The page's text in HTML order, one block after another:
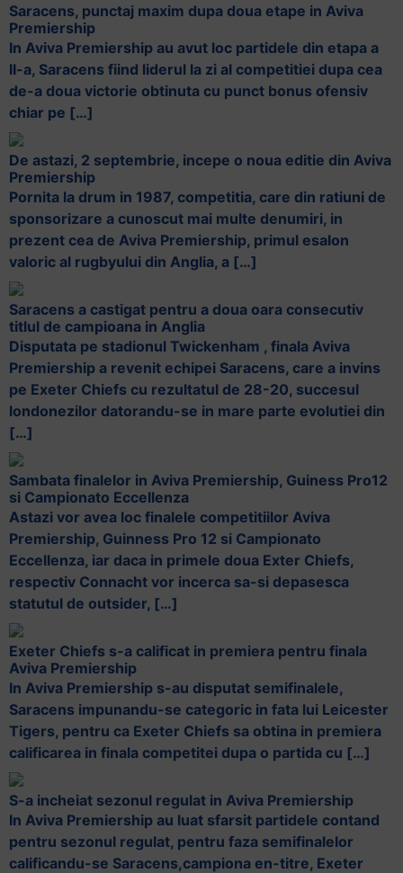
Saracens, punctaj maxim dupa doua etape in Aviva
Premiership
In Aviva Premiership au avut loc partidele din etapa a
II-a, Saracens fiind liderul la zi al competitiei dupa cea
de-a doua victorie obtinuta cu punct bonus ofensiv
chiar pe […]
De astazi, 2 septembrie, incepe o noua editie din Aviva
Premiership
Pornita la drum in 1987, competitia, care din ratiuni de
sponsorizare a cunoscut mai multe denumiri, in
prezent cea de Aviva Premiership, primul esalon
valoric al rugbyului din Anglia, a […]
Saracens a castigat pentru a doua oara consecutiv
titlul de campioana in Anglia
Disputata pe stadionul Twickenham , finala Aviva
Premiership a revenit echipei Saracens, care a invins
pe Exeter Chiefs cu rezultatul de 28-20, succesul
londonezilor datorandu-se in mare parte evolutiei din
[…]
Sambata finalelor in Aviva Premiership, Guiness Pro12
si Campionato Eccellenza
Astazi vor avea loc finalele competitiilor Aviva
Premiership, Guinness Pro 12 si Campionato
Eccellenza, iar daca in primele doua Exter Chiefs,
respectiv Connacht vor incerca sa-si depasesca
statutul de outsider, […]
Exeter Chiefs s-a calificat in premiera pentru finala
Aviva Premiership
In Aviva Premiership s-au disputat semifinalele,
Saracens impunandu-se categoric in fata lui Leicester
Tigers, pentru ca Exeter Chiefs sa obtina in premiera
calificarea in finala competitei dupa o partida cu […]
S-a incheiat sezonul regulat in Aviva Premiership
In Aviva Premiership au luat sfarsit partidele contand
pentru sezonul regulat, pentru faza semifinalelor
calificandu-se Saracens,campiona en-titre, Exeter